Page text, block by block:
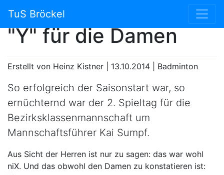
TuS Bröckel
Ein "X" für die Herren,
"Y" für die Damen
Erstellt von Heinz Kistner | 13.10.2014 Badminton
So erfolgreich der Saisonstart war, so
ernüchternd war der 2. Spieltag für die
Bezirksklassenmannschaft um
Mannschaftsführer Kai Sumpf.
Aus Sicht der Herren ist nur zu sagen: das war wohl
niX. Und das obwohl den Damen zu konstatieren ist: